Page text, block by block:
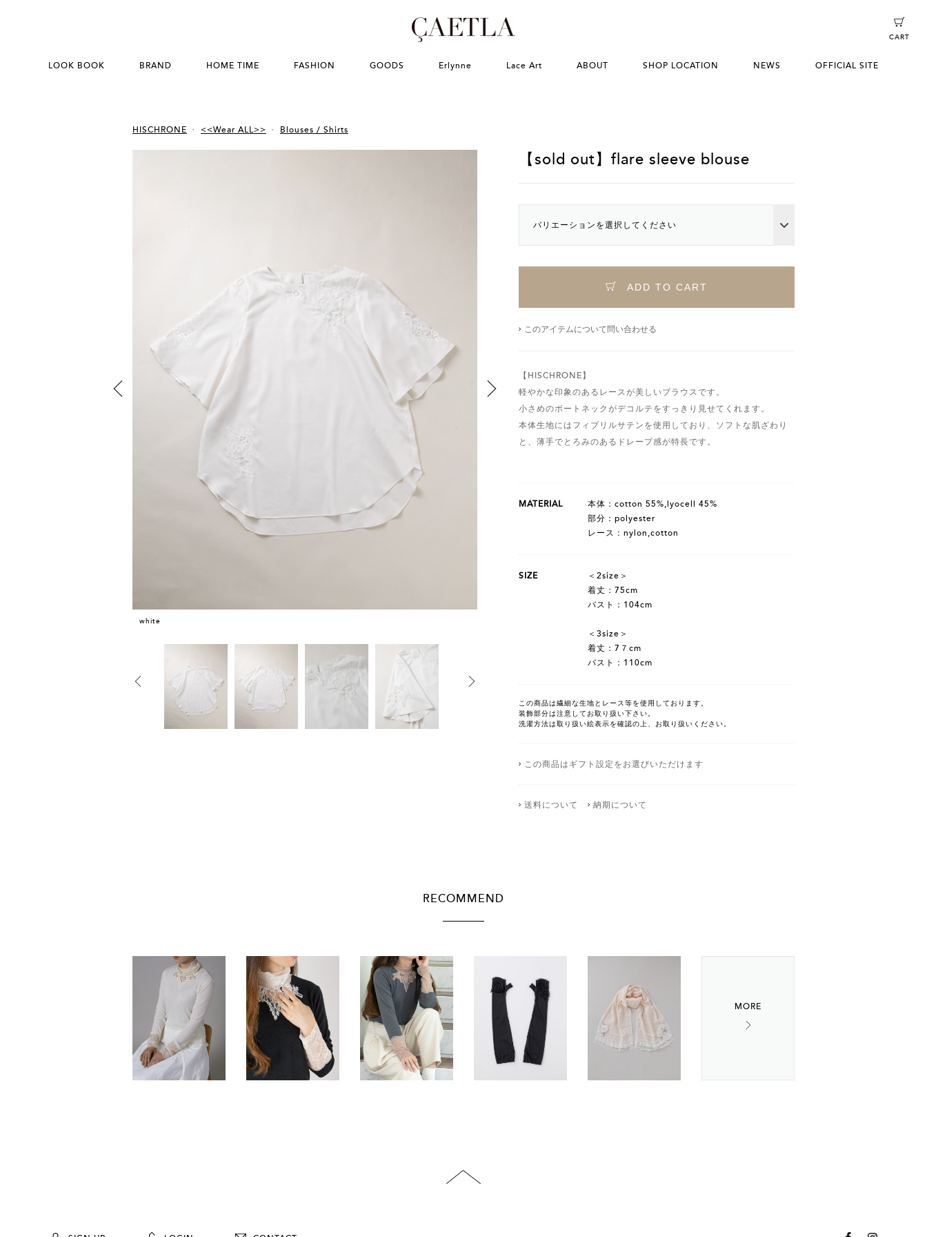
LOOK BOOK BRAND HOME TIME FASHION GOODS Erlynne Lace Art ABOUT SHOP LOCATION NEWS OFFICIAL SITE
CART
HISCHRONE <<Wear ALL>> Blouses / Shirts
【sold out】flare sleeve blouse
white
バリエーションを選択してください
ADD TO CART
このアイテムについて問い合わせる
【HISCHRONE】
軽やかな印象のあるレースが美しいブラウスです。
小さめのボートネックがデコルテをすっきり見せてくれます。
本体生地にはフィブリルサテンを使用しており、ソフトな肌ざわり
と、薄手でとろみのあるドレープ感が特長です。
MATERIAL
本体：cotton 55%,lyocell 45%
部分：polyester
レース：nylon,cotton
SIZE
＜2size＞
着丈：75cm
バスト：104cm
＜3size＞
着丈：7７cm
バスト：110cm
この商品は繊細な生地とレース等を使用しております。
装飾部分は注意してお取り扱い下さい。
洗濯方法は取り扱い絵表示を確認の上、お取り扱いください。
この商品はギフト設定をお選びいただけます
送料について 納期について
RECOMMEND